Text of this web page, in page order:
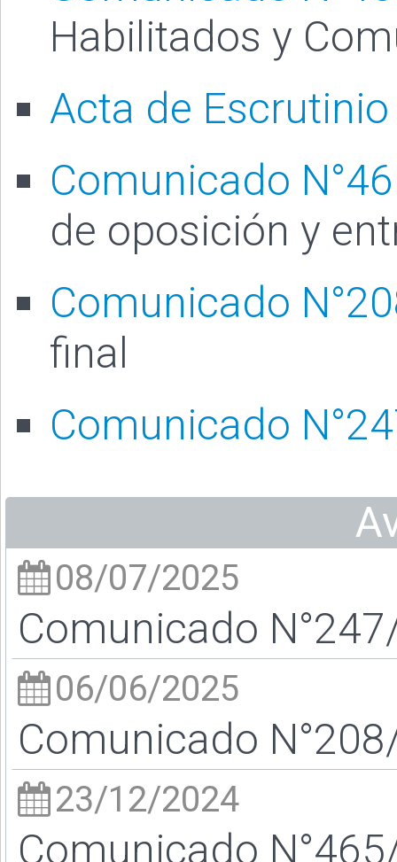
Habilitados y
Acta de Escrutinio
Comunicado
de oposición y
Comunicado
final
Comunicado
08/07/2025
Comunicado
06/06/2025
Comunicado
23/12/2024
Comunicado